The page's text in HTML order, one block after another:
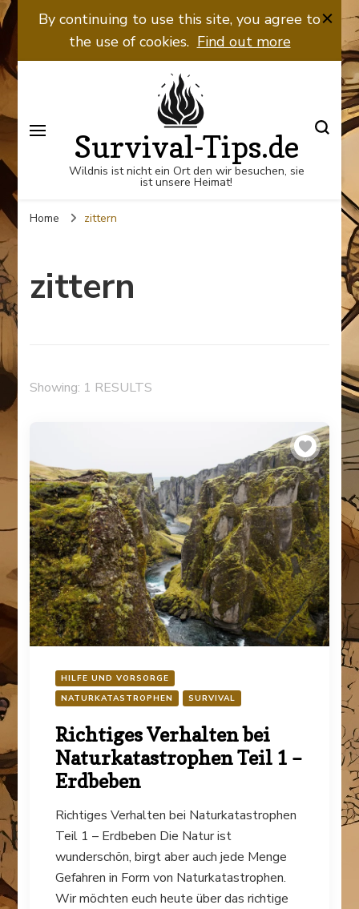
By continuing to use this site, you agree to
the use of cookies. Find out more
Survival-Tips.de
Wildnis ist nicht ein Ort den wir besuchen, sie
ist unsere Heimat!
Home zittern
zittern
Showing: 1 RESULTS
HILFE UND VORSORGE
NATURKATASTROPHEN
SURVIVAL
Richtiges Verhalten bei
Naturkatastrophen Teil 1 –
Erdbeben
Richtiges Verhalten bei Naturkatastrophen
Teil 1 – Erdbeben Die Natur ist
wunderschön, birgt aber auch jede Menge
Gefahren in Form von Naturkatastrophen.
Wir möchten euch heute über das richtige